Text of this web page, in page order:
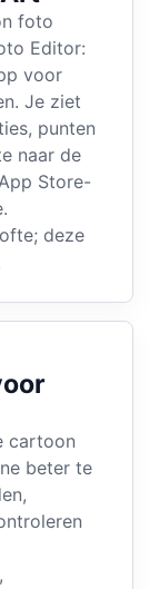
foto
Editor:
voor
Je ziet
punten
naar de
Store-
deze
cartoon
beter te